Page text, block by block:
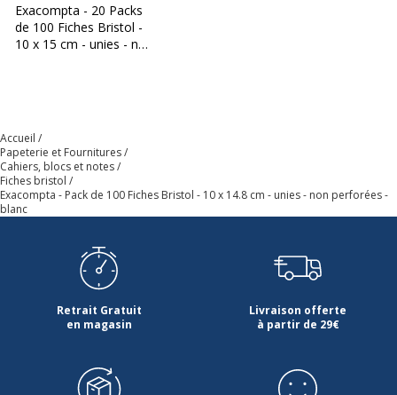
Exacompta - 20 Packs
de 100 Fiches Bristol -
10 x 15 cm - unies - non
Accueil
Papeterie et Fournitures
Cahiers, blocs et notes
Fiches bristol
Exacompta - Pack de 100 Fiches Bristol - 10 x 14.8 cm - unies - non perforées -
blanc
Retrait Gratuit
en magasin
Livraison offerte
à partir de 29€